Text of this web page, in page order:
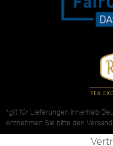
*gilt für Lieferungen innerhalb
entnehmen Sie bitte den